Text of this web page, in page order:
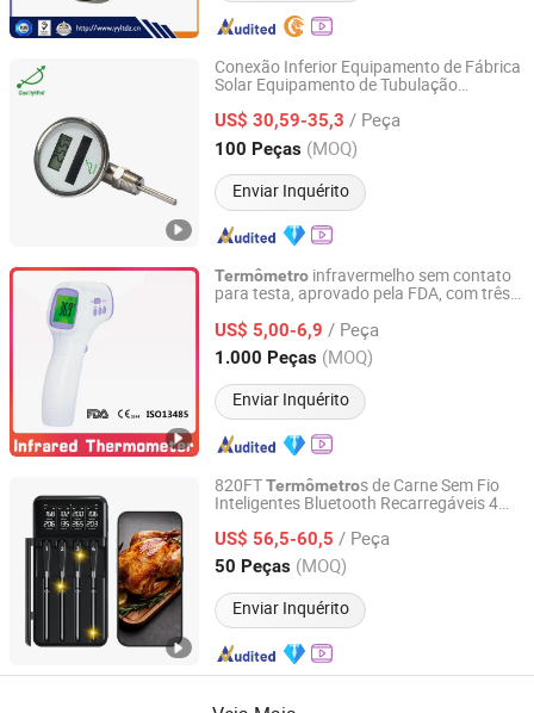
Conexão Inferior Equipamento de Fábrica
Solar Equipamento de Tubulação
US$ 30,59-35,3 / Peça
100 Peças (MOQ)
Enviar Inquérito
Shanghai Qualitywell Industrial Co., Ltd.
Shanghai, China Desde 2023
Termômetro infravermelho sem contato
para testa, aprovado pela FDA, com três
US$ 5,00-6,9 / Peça
1.000 Peças (MOQ)
Enviar Inquérito
Ningbo Ranor Medical Science & Technology Co., Ltd.
Zhejiang, China Desde 2020
820FTTermômetros de Carne Sem Fio
Inteligentes Bluetooth Recarregáveis 4
Tabelas para Alimentos, Churrasco,
Grelha, Forno, Fumante, Rotisserie
US$ 56,5-60,5 / Peça
50 Peças (MOQ)
Enviar Inquérito
Shenzhen Goldgood Instrument Limited
Guangdong, China Desde 2023